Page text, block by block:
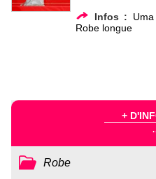
Infos :
Robe longue
+
Robe